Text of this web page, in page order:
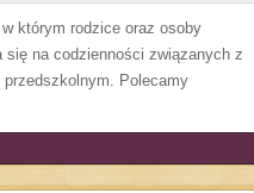
którym rodzice oraz osoby
się na codzienności związanych z
Polecamy